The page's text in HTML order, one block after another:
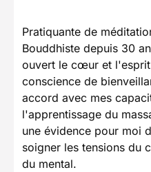
Pratiquante de
Bouddhiste depuis 30
ouvert le cœur et
conscience de
accord avec mes
l'apprentissage du
une évidence pour moi
soigner les tensions du
du mental.